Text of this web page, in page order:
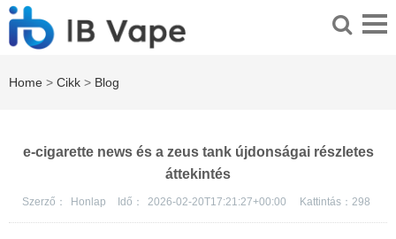
Home > Cikk > Blog
e-cigarette news és a zeus tank újdonságai részletes
áttekintés
Szerző： Honlap Idő： 2026-02-20T17:21:27+00:00 Kattintás： 298